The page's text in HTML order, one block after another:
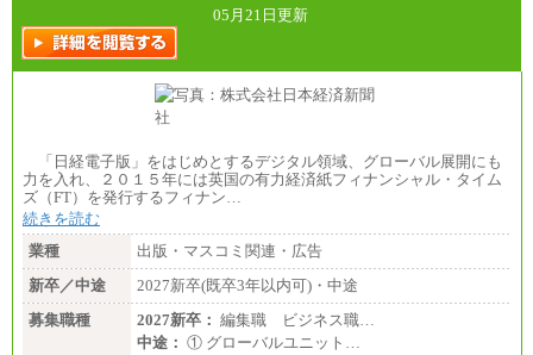
05月21日更新
「日経電子版」をはじめとするデジタル領域、グローバル展開にも
力を入れ、２０１５年には英国の有力経済紙フィナンシャル・タイム
ズ（FT）を発行するフィナン…
続きを読む
業種
出版・マスコミ関連・広告
新卒／中途
2027新卒(既卒3年以内可)・中途
募集職種
2027新卒： 編集職 ビジネス職…
中途： ① グローバルユニット…